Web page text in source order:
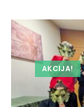
AKCIJA!